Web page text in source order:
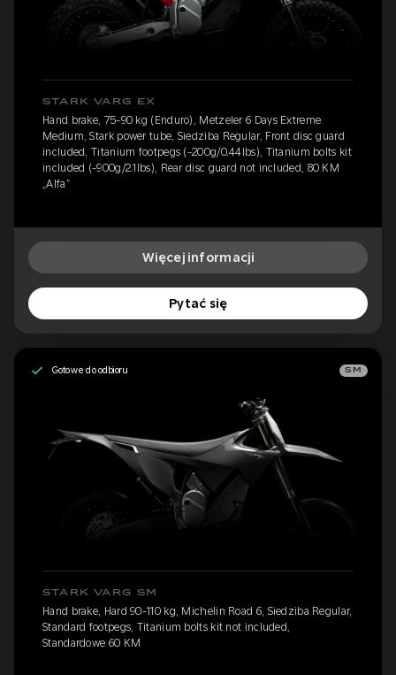
STARK VARG EX
Hand brake, 75-90 kg (Enduro), Metzeler 6 Days Extreme
Medium, Stark power tube, Siedziba Regular, Front disc guard
included, Titanium footpegs (-200g/0.44lbs), Titanium bolts kit
included (-900g/2.1lbs), Rear disc guard not included, 80 KM
„Alfa”
Więcej informacji
Pytać się
Gotowe do odbioru SM
STARK VARG SM
Hand brake, Hard 90-110 kg, Michelin Road 6, Siedziba Regular,
Standard footpegs, Titanium bolts kit not included,
Standardowe 60 KM